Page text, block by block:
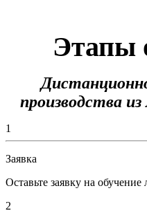
Этапы
производства
1
Заявка
Оставьте заявку на
2